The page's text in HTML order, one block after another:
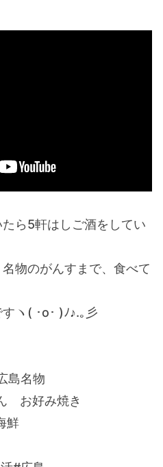
ら5軒はしご酒をしてい
物のがんすまで、食べて
ヽ( ･o･ )ﾉ♪.｡彡
島名物
お好み焼き
鮮